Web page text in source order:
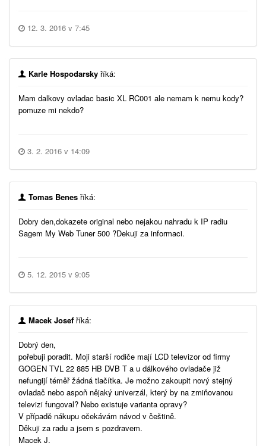
12. 3. 2016 v 7:45
Karle Hospodarsky říká:
Mam dalkovy ovladac basic XL RC001 ale nemam k nemu kody?
pomuze mi nekdo?
3. 2. 2016 v 14:09
Tomas Benes říká:
Dobry den,dokazete original nebo nejakou nahradu k IP radiu
Sagem My Web Tuner 500 ?Dekuji za informaci.
5. 12. 2015 v 9:05
Macek Josef říká:
Dobrý den,
pořebuji poradit. Moji starší rodiče mají LCD televizor od firmy
GOGEN TVL 22 885 HB DVB T a u dálkového ovladače již
nefungijí téměř žádná tlačítka. Je možno zakoupit nový stejný
ovladač nebo aspoň nějaký univerzál, který by na zmiňovanou
televizi fungoval? Nebo existuje varianta opravy?
V případě nákupu očekávám návod v češtině.
Děkuji za radu a jsem s pozdravem.
Macek J.